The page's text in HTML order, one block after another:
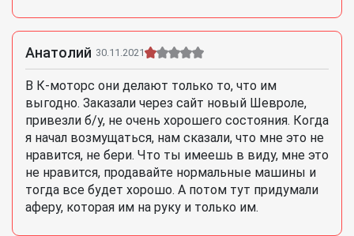
Анатолий 30.11.2021
В К-моторс они делают только то, что им
выгодно. Заказали через сайт новый Шевроле,
привезли б/у, не очень хорошего состояния. Когда
я начал возмущаться, нам сказали, что мне это не
нравится, не бери. Что ты имеешь в виду, мне это
не нравится, продавайте нормальные машины и
тогда все будет хорошо. А потом тут придумали
аферу, которая им на руку и только им.